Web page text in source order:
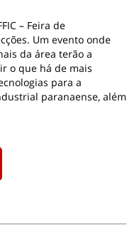
– Feira de
Um evento onde
da área terão a
o que há de mais
para a
paranaense, além